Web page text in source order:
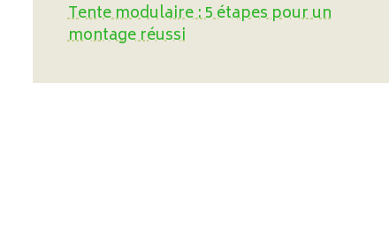
Tente modulaire : 5 étapes pour un
montage réussi